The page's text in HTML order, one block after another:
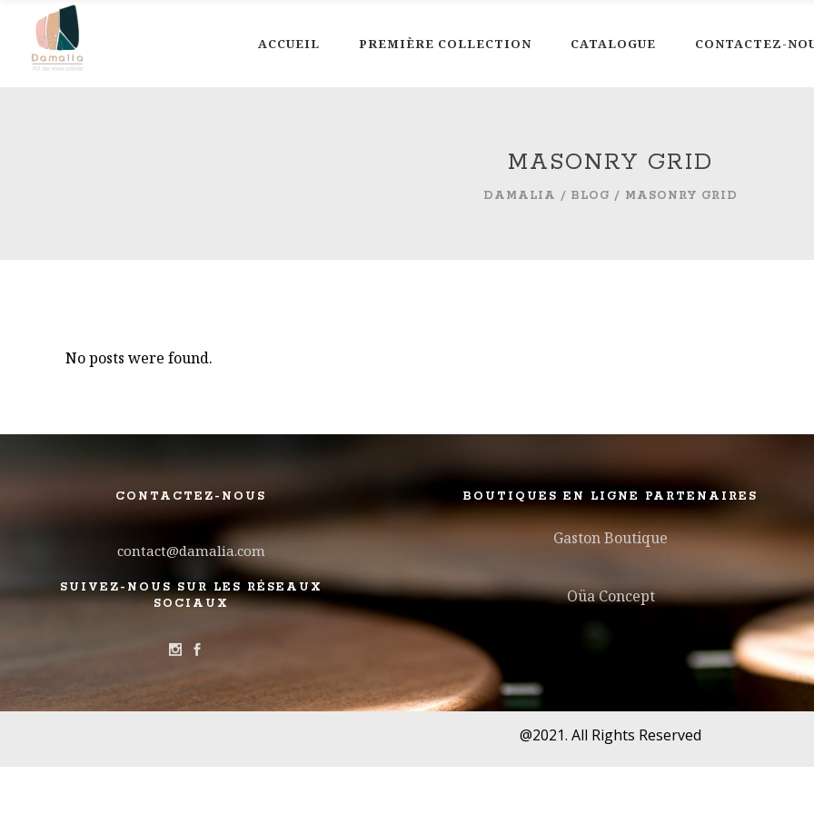
ACCUEIL PREMIÈRE COLLECTION CATALOGUE CONTACTEZ-
MASONRY GRID
DAMALIA / BLOG / MASONRY GRID
No posts were found.
CONTACTEZ-NOUS
contact@damalia.com
SUIVEZ-NOUS SUR LES RÉSEAUX
SOCIAUX
BOUTIQUES EN LIGNE PARTENAIRES
Gaston Boutique
Oüa Concept
@2021. All Rights Reserved